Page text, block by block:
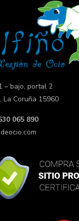
– bajo, portal 2
La Coruña 15960
065 890